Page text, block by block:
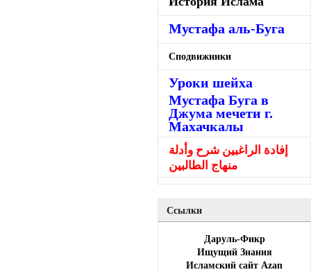
Мустафа аль-Буга
Сподвижники
Уроки шейха
Мустафа Буга в
Джума мечети г.
Махачкалы
إفادة الراغبين شرح وأدلة
منهاج الطالبين
Ссылки
Даруль-Фикр
Ищущий Знания
Исламский сайт Azan